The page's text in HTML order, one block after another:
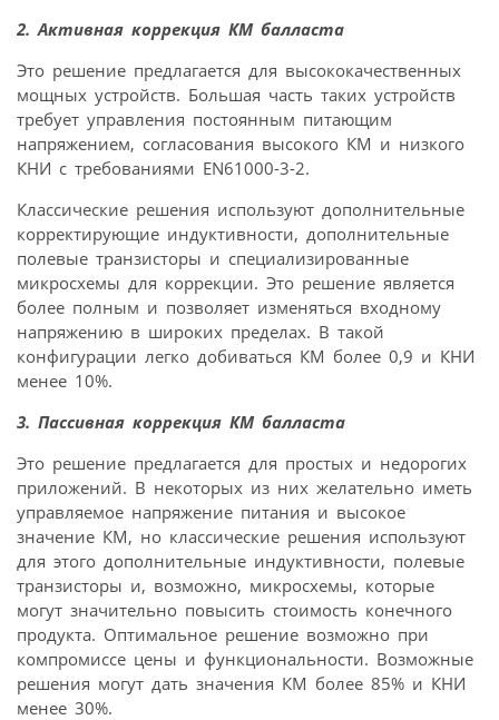
2. Активная коррекция КМ балласта
Это решение предлагается для высококачественных
мощных устройств. Большая часть таких устройств
требует управления постоянным питающим
напряжением, согласования высокого КМ и низкого
КНИ с требованиями EN61000-3-2.
Классические решения используют дополнительные
корректирующие индуктивности, дополнительные
полевые транзисторы и специализированные
микросхемы для коррекции. Это решение является
более полным и позволяет изменяться входному
напряжению в широких пределах. В такой
конфигурации легко добиваться КМ более 0,9 и КНИ
менее 10%.
3. Пассивная коррекция КМ балласта
Это решение предлагается для простых и недорогих
приложений. В некоторых из них желательно иметь
управляемое напряжение питания и высокое
значение КМ, но классические решения используют
для этого дополнительные индуктивности, полевые
транзисторы и, возможно, микросхемы, которые
могут значительно повысить стоимость конечного
продукта. Оптимальное решение возможно при
компромиссе цены и функциональности. Возможные
решения могут дать значения КМ более 85% и КНИ
менее 30%.